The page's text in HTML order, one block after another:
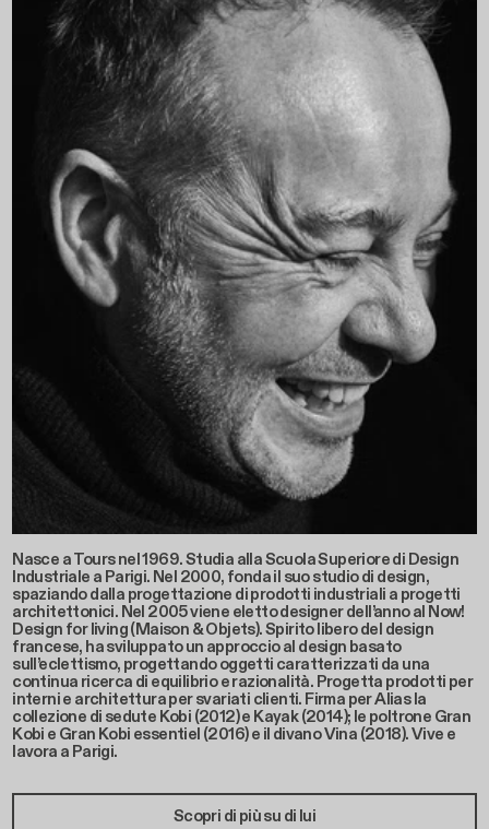
Nasce a Tours nel 1969. Studia alla Scuola Superiore di Design
Industriale a Parigi. Nel 2000, fonda il suo studio di design,
spaziando dalla progettazione di prodotti industriali a progetti
architettonici. Nel 2005 viene eletto designer dell’anno al Now!
Design for living (Maison & Objets). Spirito libero del design
francese, ha sviluppato un approccio al design basato
sull’eclettismo, progettando oggetti caratterizzati da una
continua ricerca di equilibrio e razionalità. Progetta prodotti per
interni e architettura per svariati clienti. Firma per Alias la
collezione di sedute Kobi (2012) e Kayak (2014); le poltrone Gran
Kobi e Gran Kobi essentiel (2016) e il divano Vina (2018). Vive e
lavora a Parigi.
Scopri di più su di lui